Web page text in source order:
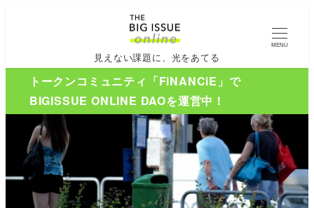
見えない課題に、光をあてる
MENU
トークンコミュニティ「FiNANCiE」で
BIGISSUE ONLINE DAOを運営中！